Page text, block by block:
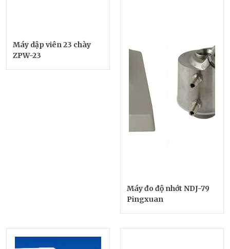
Máy dập viên 23 chày
ZPW-23
Máy đo độ nhớt NDJ-79
Pingxuan